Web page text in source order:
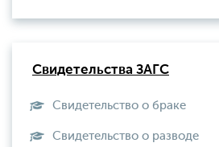
Свидетельства ЗАГС
Свидетельство о браке
Свидетельство о разводе